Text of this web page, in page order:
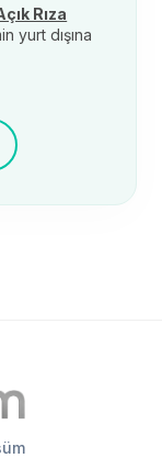
Rıza
yurt dışına